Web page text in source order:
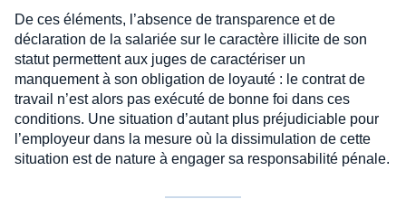
De ces éléments, l’absence de transparence et de
déclaration de la salariée sur le caractère illicite de son
statut permettent aux juges de caractériser un
manquement à son obligation de loyauté : le contrat de
travail n’est alors pas exécuté de bonne foi dans ces
conditions. Une situation d’autant plus préjudiciable pour
l’employeur dans la mesure où la dissimulation de cette
situation est de nature à engager sa responsabilité pénale.